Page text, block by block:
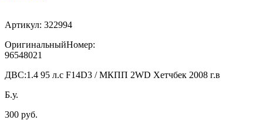
Артикул: 322994
ОригинальныйНомер:
96548021
ДВС:1.4 95 л.с F14D3 / МКПП 2WD Хетчбек 2008 г.в
Б.у.
300 руб.